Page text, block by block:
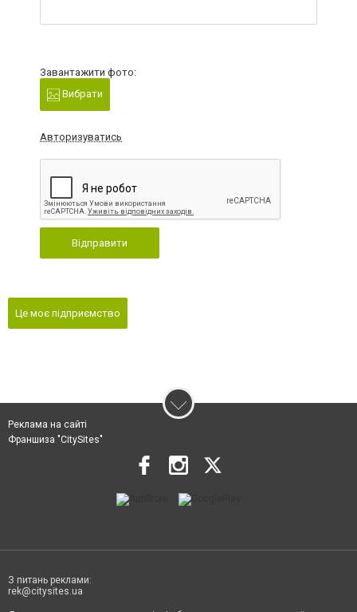
Завантажити фото:
Вибрати
Авторизуватись
Відправити
Це моє підприємство
Реклама на сайті
Франшиза "CitySites"
З питань реклами:
rek@citysites.ua